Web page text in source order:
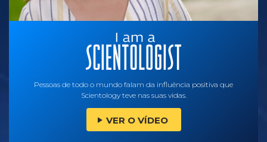
Pessoas de todo o mundo falam da influência positiva que
Scientology teve nas suas vidas.
VER O VÍDEO